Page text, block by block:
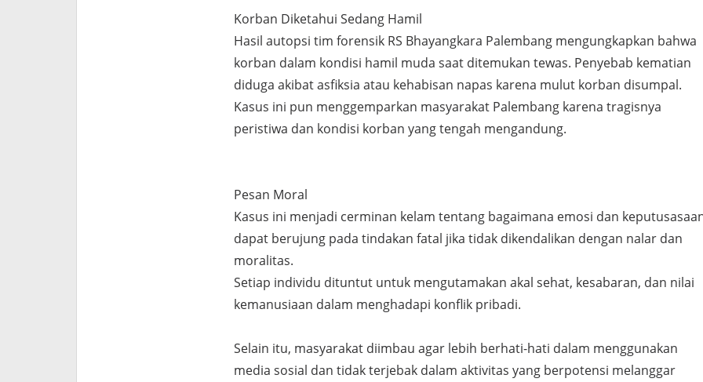
Korban Diketahui Sedang Hamil
Hasil autopsi tim forensik RS Bhayangkara Palembang mengungkapkan bahwa
korban dalam kondisi hamil muda saat ditemukan tewas. Penyebab kematian
diduga akibat asfiksia atau kehabisan napas karena mulut korban disumpal.
Kasus ini pun menggemparkan masyarakat Palembang karena tragisnya
peristiwa dan kondisi korban yang tengah mengandung.
Pesan Moral
Kasus ini menjadi cerminan kelam tentang bagaimana emosi dan
dapat berujung pada tindakan fatal jika tidak dikendalikan dengan nalar dan
moralitas.
Setiap individu dituntut untuk mengutamakan akal sehat, kesabaran, dan nilai
kemanusiaan dalam menghadapi konflik pribadi.
Selain itu, masyarakat diimbau agar lebih berhati-hati dalam menggunakan
media sosial dan tidak terjebak dalam aktivitas yang berpotensi melanggar